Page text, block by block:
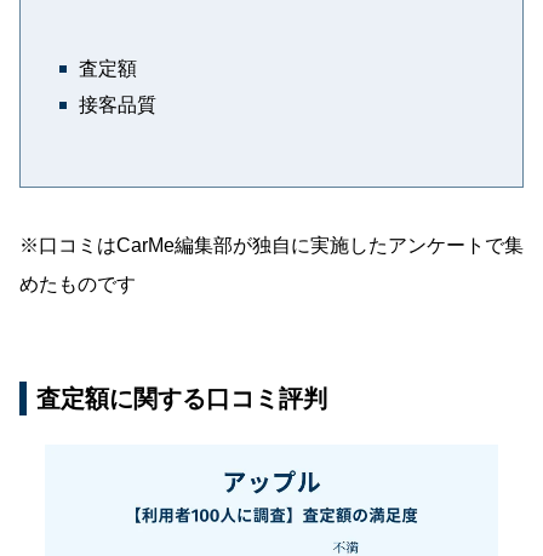
アップルで買取してもらう方法
1：査定依頼
3：成約・車の引き渡し
4：買取価格の振り込み
アップルで高価買取してもらうなら一括査定がお
アップルの評判・口コミに関するよくある質問
買取後に減額されることはある？
売却までどのくらいかかる？
査定額
接客品質
※口コミはCarMe編集部が独自に実施したアンケートで集
めたものです
査定額に関する口コミ評判